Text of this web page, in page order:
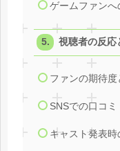
ゲームファン
視聴者の反応
ファンの期待
SNSでの口コミ
キャスト発表時